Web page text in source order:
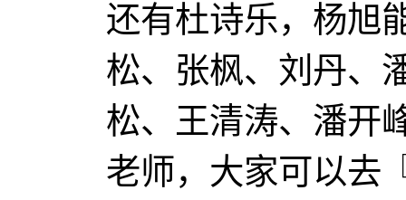
还有杜诗乐，杨旭
松、张枫、刘丹、
松、王清涛、潘开
老师，大家可以去